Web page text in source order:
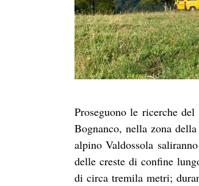
Proseguono le ricerche
Bognanco, nella zona
alpino Valdossola
delle creste di confine
di circa tremila metri;